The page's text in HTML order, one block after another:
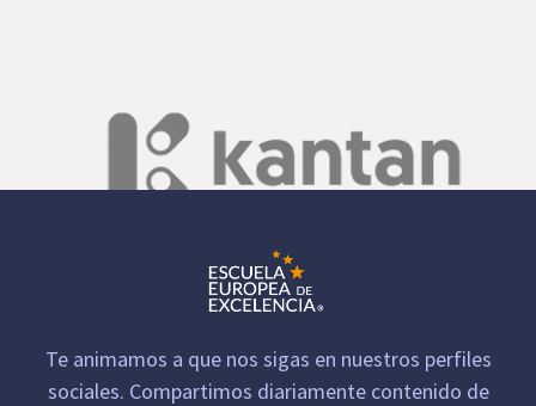
Te animamos a que nos sigas en nuestros perfiles
sociales. Compartimos diariamente contenido de